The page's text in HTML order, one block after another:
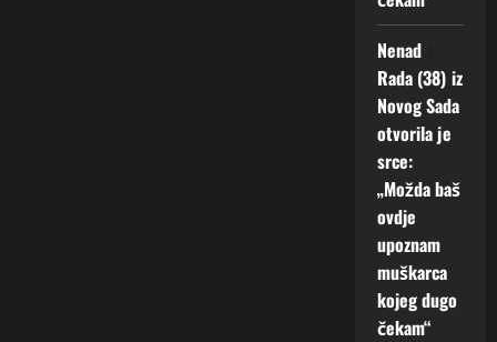
Nenad
Rada (38) iz
Novog Sada
otvorila je
srce:
„Možda baš
ovdje
upoznam
muškarca
kojeg dugo
čekam“